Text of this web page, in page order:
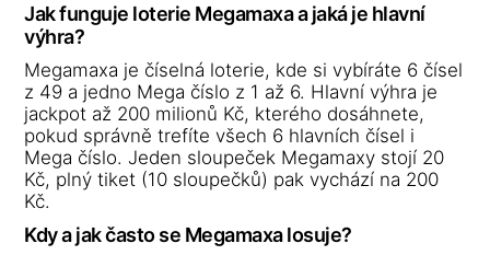
Jak funguje loterie Megamaxa a jaká je hlavní
výhra?
Megamaxa je číselná loterie, kde si vybíráte 6 čísel
z 49 a jedno Mega číslo z 1 až 6. Hlavní výhra je
jackpot až 200 milionů Kč, kterého dosáhnete,
pokud správně trefíte všech 6 hlavních čísel i
Mega číslo. Jeden sloupeček Megamaxy stojí 20
Kč, plný tiket (10 sloupečků) pak vychází na 200
Kč.
Kdy a jak často se Megamaxa losuje?